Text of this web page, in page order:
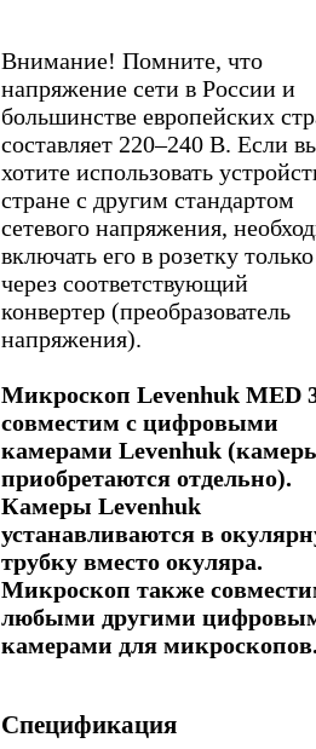
Внимание! Помните, что
напряжение сети в России и
большинстве европейских
составляет 220–240 В. Если
хотите использовать
стране с другим стандартом
сетевого напряжения,
включать его в розетку только
через соответствующий
конвертер (преобразователь
напряжения).
Микроскоп Levenhuk MED
совместим с цифровыми
камерами Levenhuk
приобретаются отдельно).
Камеры Levenhuk
устанавливаются в
трубку вместо окуляра.
Микроскоп также
любыми другими
камерами для
Спецификация